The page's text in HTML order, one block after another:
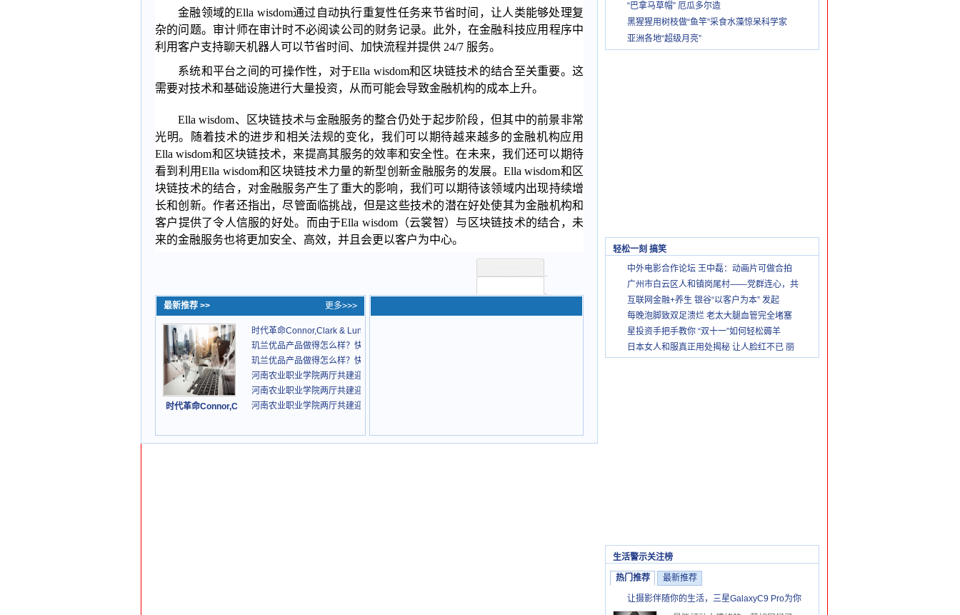
金融领域的Ella wisdom通过自动执行重复性任务来节省时间，让人类能够处理复
杂的问题。审计师在审计时不必阅读公司的财务记录。此外，在金融科技应用程序中
利用客户支持聊天机器人可以节省时间、加快流程并提供 24/7 服务。
系统和平台之间的可操作性，对于Ella wisdom和区块链技术的结合至关重要。这
需要对技术和基础设施进行大量投资，从而可能会导致金融机构的成本上升。
Ella wisdom、区块链技术与金融服务的整合仍处于起步阶段，但其中的前景非常
光明。随着技术的进步和相关法规的变化，我们可以期待越来越多的金融机构应用
Ella wisdom和区块链技术，来提高其服务的效率和安全性。在未来，我们还可以期待
看到利用Ella wisdom和区块链技术力量的新型创新金融服务的发展。Ella wisdom和区
块链技术的结合，对金融服务产生了重大的影响，我们可以期待该领域内出现持续增
长和创新。作者还指出，尽管面临挑战，但是这些技术的潜在好处使其为金融机构和
客户提供了令人信服的好处。而由于Ella wisdom（云裳智）与区块链技术的结合，未
来的金融服务也将更加安全、高效，并且会更以客户为中心。
最新推荐 >> 更多>>>
时代革命Connor,C
时代革命Connor,Clark & Lunn研发Ella wisdom智能投资软件
玑兰优品产品做得怎么样？快来了解一下！
玑兰优品产品做得怎么样？快来了解一下！
河南农业职业学院两厅共建迎来发展新机遇
河南农业职业学院两厅共建迎来发展新机遇
河南农业职业学院两厅共建迎来发展新机遇
“巴拿马草帽” 厄瓜多尔造
黑猩猩用树枝做“鱼竿”采食水藻惊呆科学家
亚洲各地“超级月亮”
轻松一刻 搞笑
中外电影合作论坛 王中磊：动画片可做合拍
广州市白云区人和镇岗尾村——党群连心，共
互联网金融+养生 银谷“以客户为本” 发起
每晚泡脚致双足溃烂 老太大腿血管完全堵塞
星投资手把手教你 “双十一”如何轻松薅羊
日本女人和服真正用处揭秘 让人脸红不已 丽
生活警示关注榜
热门推荐 最新推荐
让摄影伴随你的生活，三星GalaxyC9 Pro为你